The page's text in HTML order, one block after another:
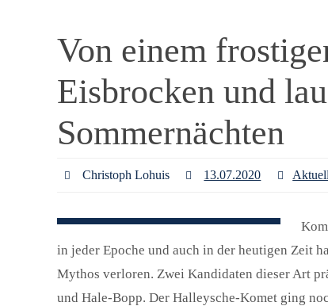
Von einem
Eisbrocken und
Sommernächten
Christoph Lohuis 13.07.2020
in jeder Epoche und auch in der heutigen Zeit
Mythos verloren. Zwei Kandidaten dieser Art
und Hale-Bopp. Der Halleysche-Komet ging